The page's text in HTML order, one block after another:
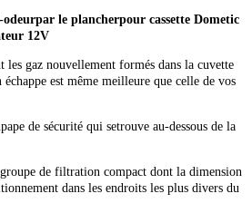
odeurpar le plancherpour cassette Dometic
12V
les gaz nouvellement formés dans la cuvette
est même meilleure que celle de vos
de sécurité qui setrouve au-dessous de la
de filtration compact dont la dimension
dans les endroits les plus divers du